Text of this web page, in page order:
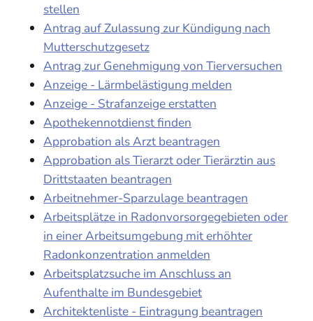
stellen
Antrag auf Zulassung zur Kündigung nach
Mutterschutzgesetz
Antrag zur Genehmigung von Tierversuchen
Anzeige - Lärmbelästigung melden
Anzeige - Strafanzeige erstatten
Apothekennotdienst finden
Approbation als Arzt beantragen
Approbation als Tierarzt oder Tierärztin aus
Drittstaaten beantragen
Arbeitnehmer-Sparzulage beantragen
Arbeitsplätze in Radonvorsorgegebieten oder
in einer Arbeitsumgebung mit erhöhter
Radonkonzentration anmelden
Arbeitsplatzsuche im Anschluss an
Aufenthalte im Bundesgebiet
Architektenliste - Eintragung beantragen